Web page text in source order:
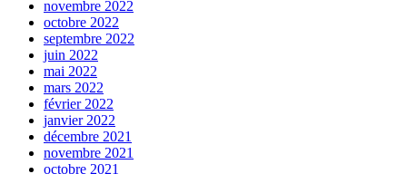
novembre 2022
octobre 2022
septembre 2022
juin 2022
mai 2022
mars 2022
février 2022
janvier 2022
décembre 2021
novembre 2021
octobre 2021